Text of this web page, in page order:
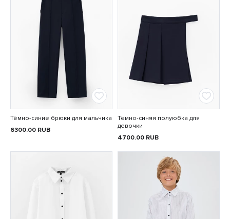
Тёмно-синие брюки для мальчика
6300.00 RUB
Тёмно-синяя полуюбка для
девочки
4700.00 RUB